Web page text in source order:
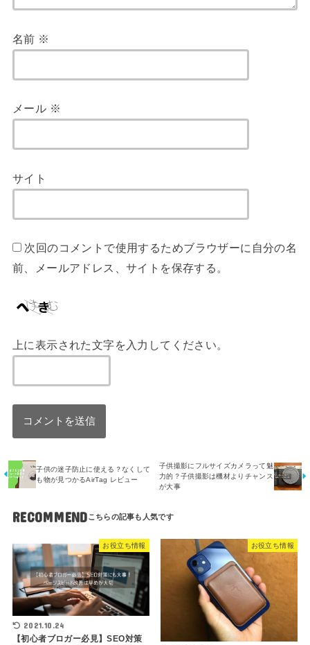
名前 ※
メール ※
サイト
次回のコメントで使用するためブラウザーに自分の名
前、メールアドレス、サイトを保存する。
上に表示された文字を入力してください。
子供の迷子防止に使える？なくして
も物が見つかるAirTag レビュー
子供撮影にフルサイズカメラって魅
力的？子供撮影は機材よりチャンス
が大事
RECOMMEND
お役立ち情報
2021.10.24
【初心者ブロガー必見】SEO対策
お役立ち情報